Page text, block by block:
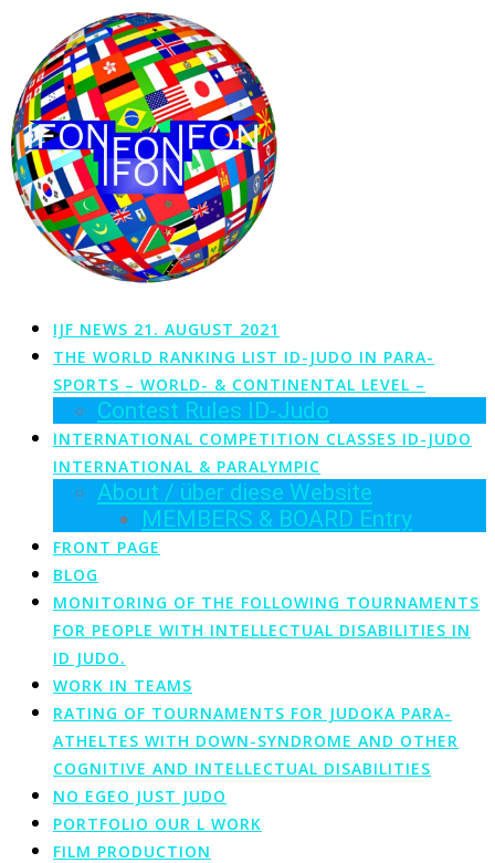
Inhalt
springen
IJF NEWS 21. AUGUST 2021
THE WORLD RANKING LIST ID-JUDO IN PARA-
SPORTS – WORLD- & CONTINENTAL LEVEL –
Contest Rules ID-Judo
INTERNATIONAL COMPETITION CLASSES ID-JUDO
INTERNATIONAL & PARALYMPIC
About / über diese Website
MEMBERS & BOARD Entry
FRONT PAGE
BLOG
MONITORING OF THE FOLLOWING TOURNAMENTS
FOR PEOPLE WITH INTELLECTUAL DISABILITIES IN
ID JUDO.
WORK IN TEAMS
RATING OF TOURNAMENTS FOR JUDOKA PARA-
ATHELTES WITH DOWN-SYNDROME AND OTHER
COGNITIVE AND INTELLECTUAL DISABILITIES
NO EGEO JUST JUDO
PORTFOLIO OUR L WORK
FILM PRODUCTION